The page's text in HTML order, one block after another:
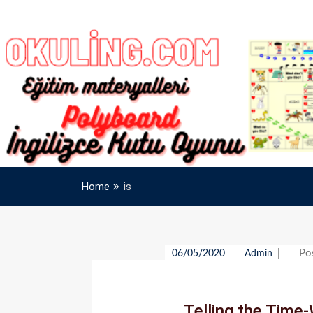
Home is
06/05/2020 Admin